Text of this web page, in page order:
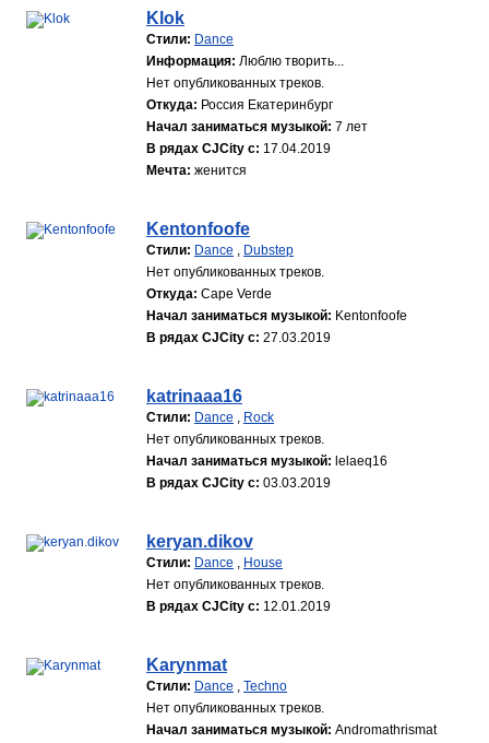
Klok
Стили: Dance
Информация: Люблю творить...
Нет опубликованных треков.
Откуда: Россия Екатеринбург
Начал заниматься музыкой: 7 лет
В рядах CJCity с: 17.04.2019
Мечта: женится
Kentonfoofe
Стили: Dance , Dubstep
Нет опубликованных треков.
Откуда: Cape Verde
Начал заниматься музыкой: Kentonfoofe
В рядах CJCity с: 27.03.2019
katrinaaa16
Стили: Dance , Rock
Нет опубликованных треков.
Начал заниматься музыкой: lelaeq16
В рядах CJCity с: 03.03.2019
keryan.dikov
Стили: Dance , House
Нет опубликованных треков.
В рядах CJCity с: 12.01.2019
Karynmat
Стили: Dance , Techno
Нет опубликованных треков.
Начал заниматься музыкой: Andromathrismat